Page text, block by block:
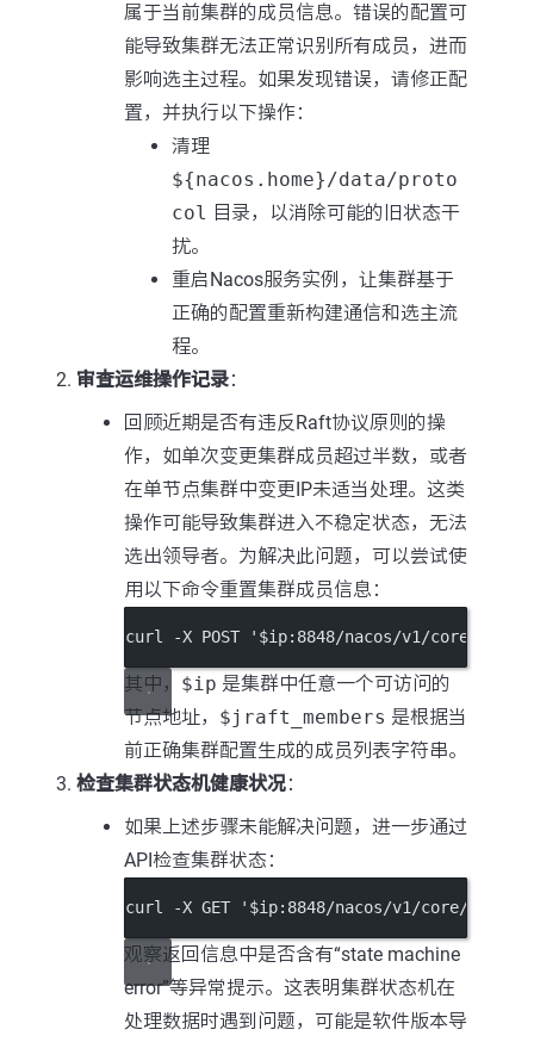
属于当前集群的成员信息。错误的配置可
能导致集群无法正常识别所有成员，进而
影响选主过程。如果发现错误，请修正配
置，并执行以下操作：
清理
${nacos.home}/data/proto
col 目录，以消除可能的旧状态干
扰。
重启Nacos服务实例，让集群基于
正确的配置重新构建通信和选主流
程。
审查运维操作记录：
回顾近期是否有违反Raft协议原则的操
作，如单次变更集群成员超过半数，或者
在单节点集群中变更IP未适当处理。这类
操作可能导致集群进入不稳定状态，无法
选出领导者。为解决此问题，可以尝试使
用以下命令重置集群成员信息：
curl -X POST '$ip:8848/nacos/v1/core/
其中， $ip 是集群中任意一个可访问的
节点地址， $jraft_members 是根据当
前正确集群配置生成的成员列表字符串。
检查集群状态机健康状况：
如果上述步骤未能解决问题，进一步通过
API检查集群状态：
curl -X GET '$ip:8848/nacos/v1/core/
观察返回信息中是否含有“state machine
error”等异常提示。这表明集群状态机在
处理数据时遇到问题，可能是软件版本导